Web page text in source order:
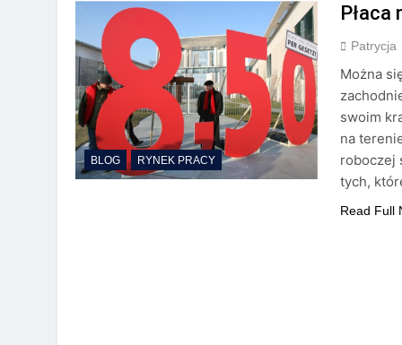
Pomoc przy
2 Lata Ago
Przewodnik po
2 Lata Ago
Kserokopiarki
2 Lata Ago
Na czym polega
BLOG RYNEK PRACY
Płaca
Patrycja
Można
swoim
na
roboczej
tych,
Read Full